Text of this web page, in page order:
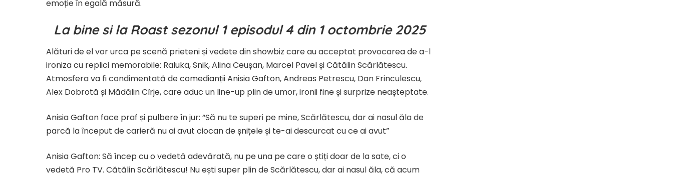
emoție în egală măsură.
La bine si la Roast sezonul 1 episodul 4 din 1 octombrie 2025
Alături de el vor urca pe scenă prieteni și vedete din showbiz care au acceptat provocarea de a-l
ironiza cu replici memorabile: Raluka, Snik, Alina Ceușan, Marcel Pavel și Cătălin Scărlătescu.
Atmosfera va fi condimentată de comedianții Anisia Gafton, Andreas Petrescu, Dan Frinculescu,
Alex Dobrotă și Mădălin Cîrje, care aduc un line-up plin de umor, ironii fine și surprize neașteptate.
Anisia Gafton face praf și pulbere în jur: “Să nu te superi pe mine, Scărlătescu, dar ai nasul ăla de
parcă la început de carieră nu ai avut ciocan de șnițele și te-ai descurcat cu ce ai avut”
Anisia Gafton: Să încep cu o vedetă adevărată, nu pe una pe care o știți doar de la sate, ci o
vedetă Pro TV. Cătălin Scărlătescu! Nu ești super plin de Scărlătescu, dar ai nasul ăla, că acum